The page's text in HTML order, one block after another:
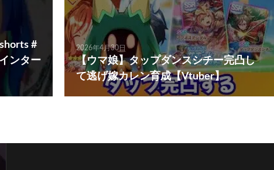
#
ンター
2026年4月30日
【ウマ娘】タップダンスシチー完凸し
て逃げ嫁カレン育成【Vtuber】